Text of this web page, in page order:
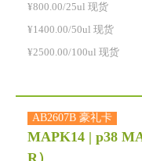
¥800.00/25ul 现货
¥1400.00/50ul 现货
¥2500.00/100ul 现货
AB2607B 豪礼卡
MAPK14 | p38